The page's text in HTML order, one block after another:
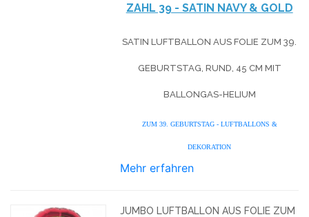
ZAHL 39 - SATIN NAVY & GOLD
SATIN LUFTBALLON AUS FOLIE ZUM 39.
GEBURTSTAG, RUND, 45 CM MIT
BALLONGAS-HELIUM
ZUM 39. GEBURTSTAG - LUFTBALLONS &
DEKORATION
Mehr erfahren
JUMBO LUFTBALLON AUS FOLIE ZUM